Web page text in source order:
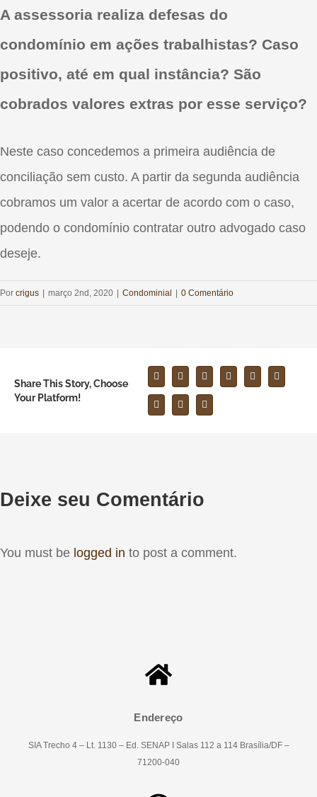
A assessoria realiza defesas do
condomínio em ações trabalhistas? Caso
positivo, até em qual instância? São
cobrados valores extras por esse serviço?
Neste caso concedemos a primeira audiência de
conciliação sem custo. A partir da segunda audiência
cobramos um valor a acertar de acordo com o caso,
podendo o condomínio contratar outro advogado caso
deseje.
Por crigus março 2nd, 2020 Condominial 0 Comentário
Share This Story, Choose
Your Platform!
Deixe seu Comentário
You must be logged in to post a comment.
Endereço
SIA Trecho 4 – Lt. 1130 – Ed. SENAP I Salas 112 a 114 Brasília/DF –
71200-040